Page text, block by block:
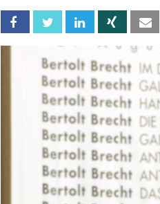
Facebook Twitter Linkedin Xing